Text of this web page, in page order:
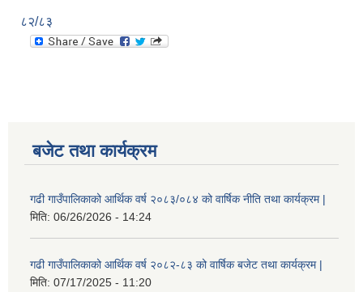
८२/८३
बजेट तथा कार्यक्रम
गढी गाउँपालिकाको आर्थिक वर्ष २०८३/०८४ को वार्षिक नीति तथा कार्यक्रम |
मिति: 06/26/2026 - 14:24
गढी गाउँपालिकाको आर्थिक वर्ष २०८२-८३ को वार्षिक बजेट तथा कार्यक्रम |
मिति: 07/17/2025 - 11:20